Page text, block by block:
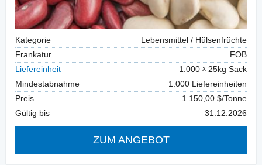
Kategorie
Lebensmittel / Hülsenfrüchte
Frankatur
FOB
Liefereinheit
1.000
25kg Sack
Mindestabnahme
1.000 Liefereinheiten
Preis
1.150,00 $/Tonne
Gültig bis
31.12.2026
ZUM ANGEBOT